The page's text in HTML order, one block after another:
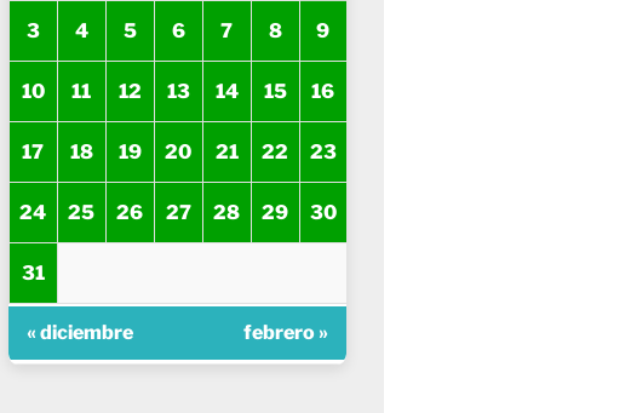
3 4 5 6 7 8 9
10 11 12 13 14 15 16
17 18 19 20 21 22 23
24 25 26 27 28 29 30
31
« diciembre febrero »